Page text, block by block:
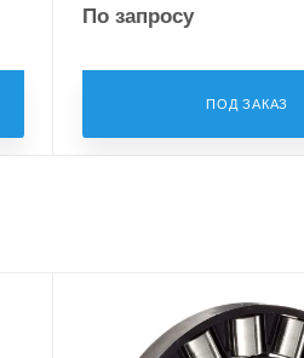
По запросу
ПОД ЗАКАЗ